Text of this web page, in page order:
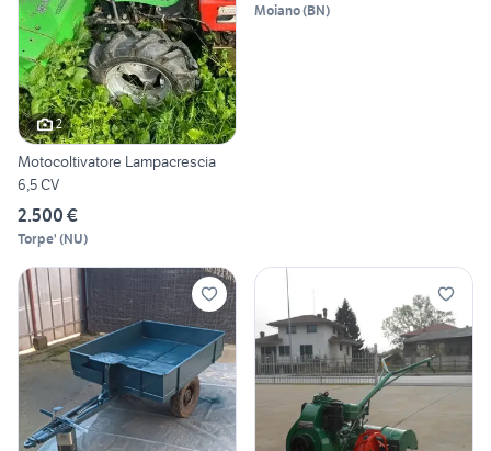
2
Motocoltivatore Lampacrescia
6,5 CV
2.500 €
Torpe' (NU)
Moiano(BN)